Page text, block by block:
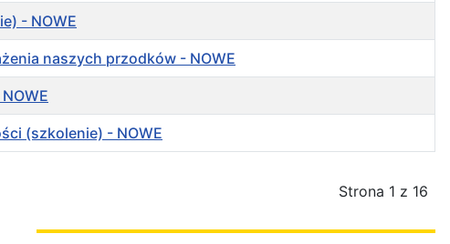
- NOWE
naszych przodków - NOWE
(szkolenie) - NOWE
Strona 1 z 16